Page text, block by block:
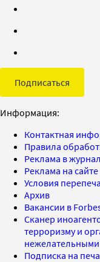
Подписаться
Информация:
Контактная
Правила
Реклама в
Реклама на сайте
Условия
Архив
Вакансии в
Сканер
терроризму и
нежелательными
Подписка на